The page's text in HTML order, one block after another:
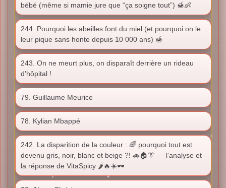
bébé (même si mamie jure que “ça soigne tout”) 🍯👶
244. Pourquoi les abeilles font du miel (et pourquoi on le
leur pique sans honte depuis 10 000 ans) 🍯
243. On ne meurt plus, on disparaît derrière un rideau
d’hôpital !
79. Guillaume Meurice
78. Kylian Mbappé
242. La disparition de la couleur : 🌈 pourquoi tout est
devenu gris, noir, blanc et beige ?! 🚗🏠👔 — l’analyse et
la réponse de VitaSpicy 🌶️🔥☀️🕶️